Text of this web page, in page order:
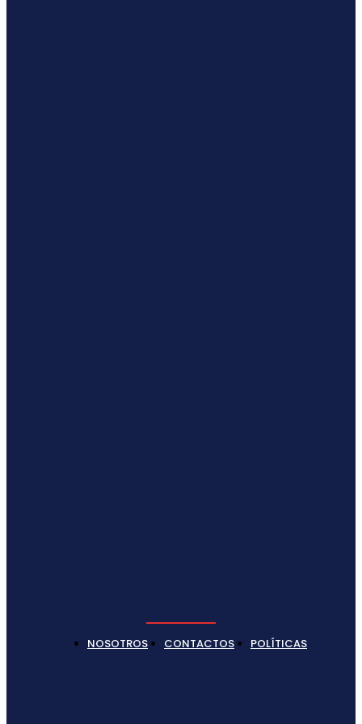
NOSOTROS CONTACTOS POLÍTICAS